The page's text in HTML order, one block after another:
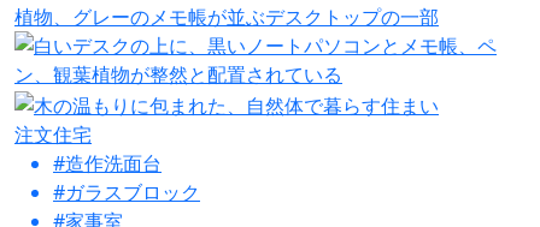
注文住宅
#造作洗面台
#ガラスブロック
#家事室